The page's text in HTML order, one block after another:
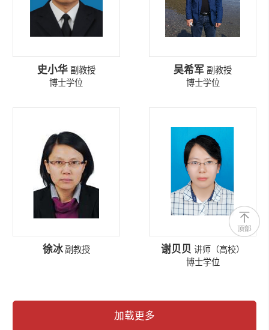
史小华 副教授
博士学位
吴希军 副教授
博士学位
徐冰 副教授 谢贝贝 讲师（高校）
博士学位
加载更多